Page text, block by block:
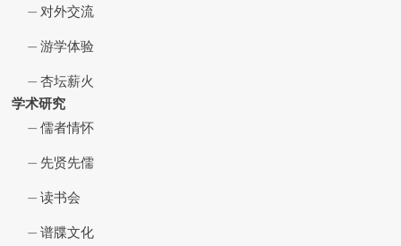
对外交流
游学体验
杏坛薪火
学术研究
儒者情怀
先贤先儒
读书会
谱牒文化